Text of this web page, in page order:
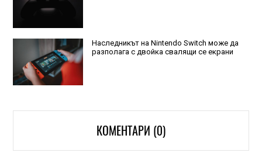
Наследникът на Nintendo Switch може да
разполага с двойка свалящи се екрани
КОМЕНТАРИ (0)